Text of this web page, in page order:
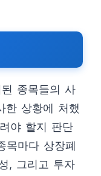
종목들의 사
한 상황에 처했
야 할지 판단
목마다 상장폐
, 그리고 투자